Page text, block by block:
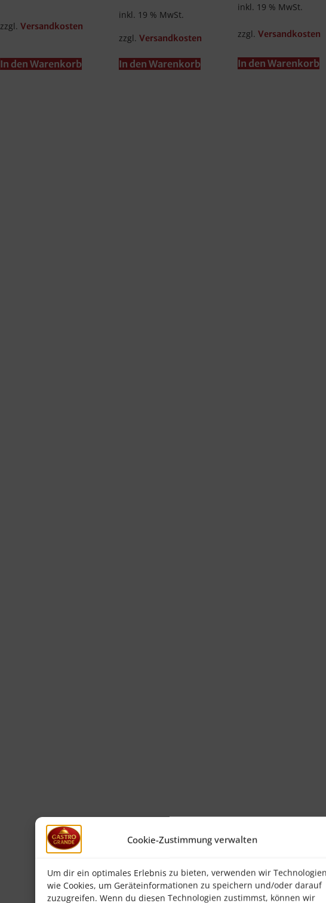
Cookie-Zustimmung verwalten
Um dir ein optimales Erlebnis zu bieten, verwenden wir
wie Cookies, um Geräteinformationen zu speichern und/oder darauf
zuzugreifen. Wenn du diesen Technologien zustimmst, können wir
zzgl.Versandkosten
In den Warenkorb
inkl. 19 % MwSt.
zzgl.Versandkosten
In den Warenkorb
inkl. 19 % MwSt.
zzgl.Versandkosten
In den Warenkorb